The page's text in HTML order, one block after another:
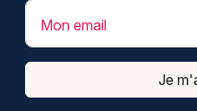
Mon email
Je